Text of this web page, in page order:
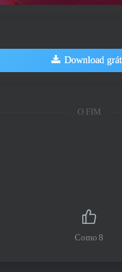
Download
O FIM
Como 8